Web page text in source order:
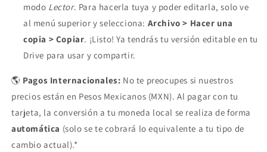
modo Lector. Para hacerla tuya y poder editarla, solo ve
al menú superior y selecciona: Archivo > Hacer una
copia > Copiar. ¡Listo! Ya tendrás tu versión editable en tu
Drive para usar y compartir.
🌎 Pagos Internacionales: No te preocupes si nuestros
precios están en Pesos Mexicanos (MXN). Al pagar con tu
tarjeta, la conversión a tu moneda local se realiza de forma
automática (solo se te cobrará lo equivalente a tu tipo de
cambio actual).*